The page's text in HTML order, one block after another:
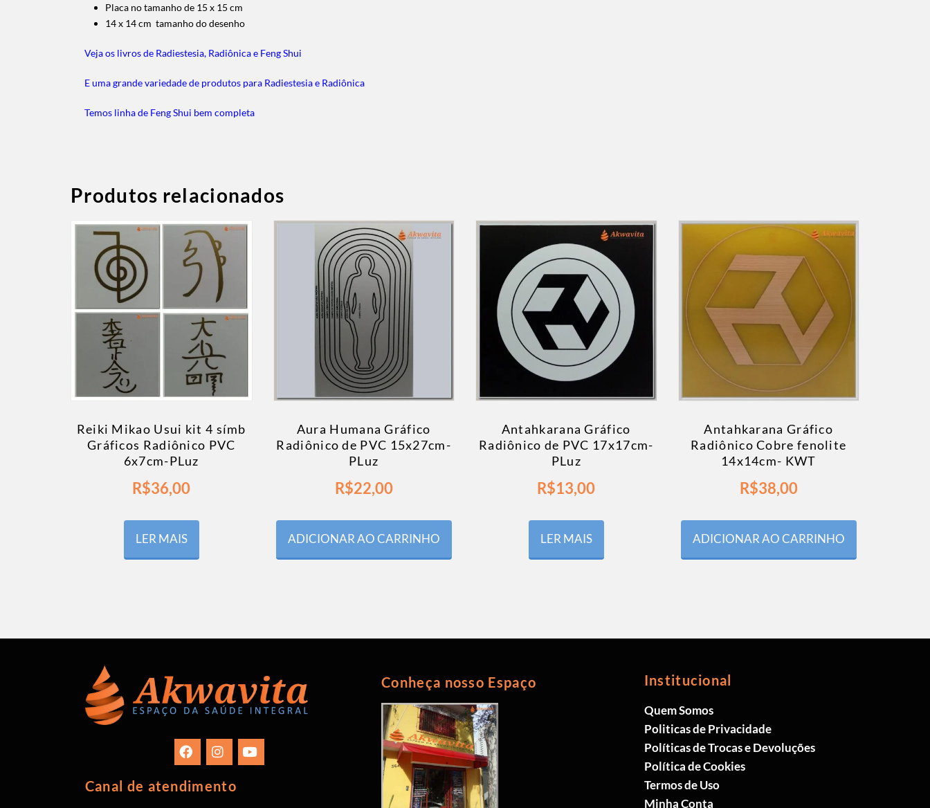
Placa no tamanho de 15 x 15 cm
14 x 14 cm tamanho do desenho
Veja os livros de Radiestesia, Radiônica e Feng Shui
E uma grande variedade de produtos para Radiestesia e Radiônica
Temos linha de Feng Shui bem completa
Produtos relacionados
Reiki Mikao Usui kit 4 símb
Gráficos Radiônico PVC
6x7cm-PLuz
R$36,00
LER MAIS
Aura Humana Gráfico
Radiônico de PVC 15x27cm-
PLuz
R$22,00
ADICIONAR AO CARRINHO
Antahkarana Gráfico
Radiônico de PVC 17x17cm-
PLuz
R$13,00
LER MAIS
Antahkarana Gráfico
Radiônico Cobre fenolite
14x14cm- KWT
R$38,00
ADICIONAR AO CARRINHO
Canal de atendimento
Conheça nosso Espaço Institucional
Quem Somos
Politicas de Privacidade
Políticas de Trocas e Devoluções
Política de Cookies
Termos de Uso
Minha Conta